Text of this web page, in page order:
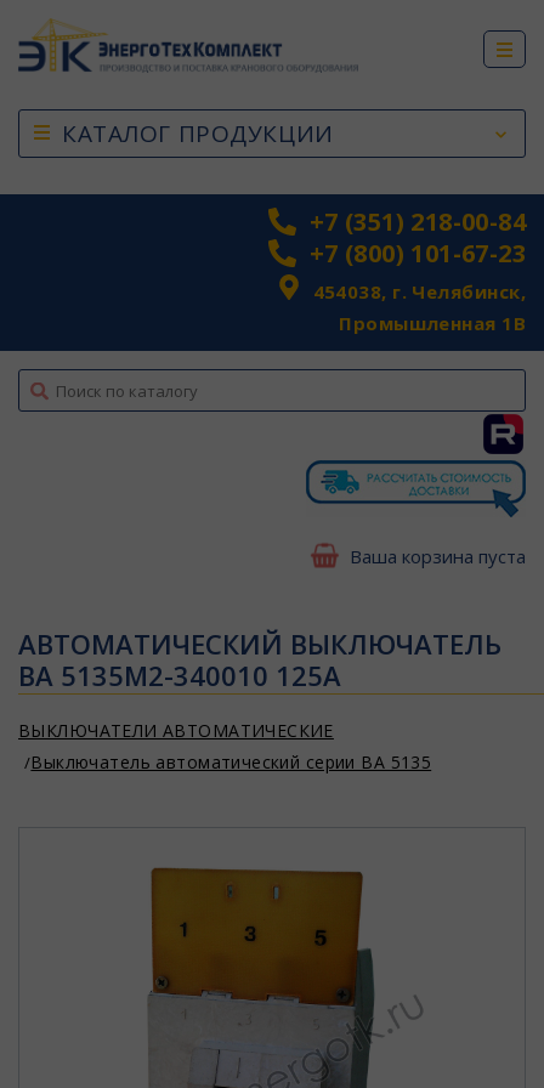
КАТАЛОГ ПРОДУКЦИИ
+7 (351) 218-00-84
+7 (800) 101-67-23
454038, г. Челябинск,
Промышленная 1В
top
Ваша корзина пуста
АВТОМАТИЧЕСКИЙ ВЫКЛЮЧАТЕЛЬ
ВА 5135М2-340010 125А
ВЫКЛЮЧАТЕЛИ АВТОМАТИЧЕСКИЕ
Выключатель автоматический серии ВА 5135